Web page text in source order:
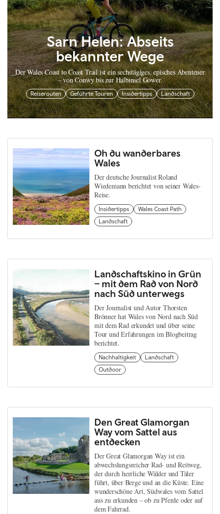
Sarn Helen: Abseits
bekannter Wege
Der Wales Coast to Coast Trail ist ein sechstägiges, episches Abenteuer
– von Conwy bis zur Halbinsel Gower.
Reiserouten Geführte Touren Insidertipps Landschaft
Oh du wanderbares
Wales
Der deutsche Journalist Roland
Wiedemann berichtet von seiner Wales-
Reise.
Insidertipps
Wales Coast Path
Landschaft
Landschaftskino in Grün
– mit dem Rad von Nord
nach Süd unterwegs
Der Journalist und Autor Thorsten
Brönner hat Wales von Nord nach Süd
mit dem Rad erkundet und über seine
Tour und Erfahrungen im Blogbeitrag
berichtet.
Nachhaltigkeit
Landschaft
Outdoor
Den Great Glamorgan
Way vom Sattel aus
entdecken
Der Great Glamorgan Way ist ein
abwechslungsreicher Rad- und Reitweg,
der durch herrliche Wälder und Täler
führt, über Berge und an die Küste. Eine
wunderschöne Art, Südwales vom Sattel
aus zu erkunden – ob zu Pferde oder auf
dem Fahrrad.